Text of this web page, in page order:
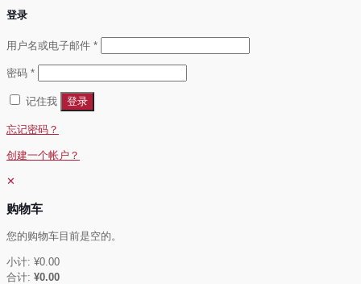
登录
用户名或电子邮件 *必
密码 *必
记住我
登录
忘记密码？
创建一个帐户？
✕
购物车
您的购物车目前是空的。
小计: ¥0.00
合计: ¥0.00